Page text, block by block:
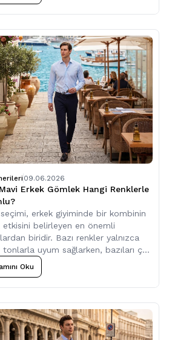
09.06.2026
Erkek Gömlek Hangi Renklerle
seçimi, erkek giyiminde bir kombinin
etkisini belirleyen en önemli
biridir. Bazı renkler yalnızca
uyum sağlarken, bazıları çok
kombin seçenekleri sunar.
Oku